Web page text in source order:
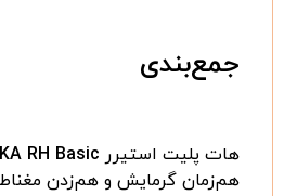
جمع‌بندی
هات پلیت استیرر RH Basic
هم‌زمان گرمایش و هم‌زدن